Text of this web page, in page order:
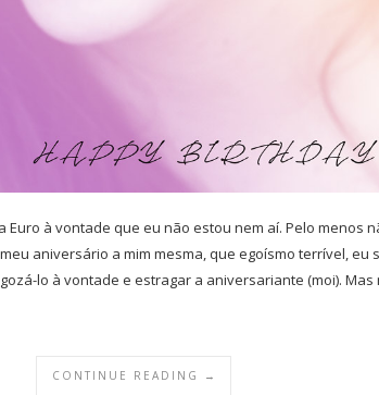
Euro à vontade que eu não estou nem aí. Pelo menos
aniversário a mim mesma, que egoísmo terrível, eu
lo à vontade e estragar a aniversariante (moi).
CONTINUE READING →